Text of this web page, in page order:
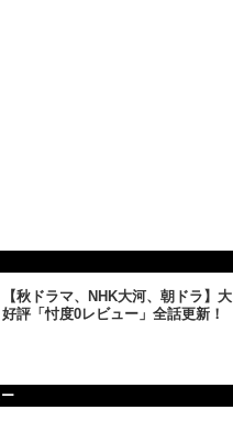
【秋ドラマ、NHK大河、朝ドラ】大
好評「忖度0レビュー」全話更新！